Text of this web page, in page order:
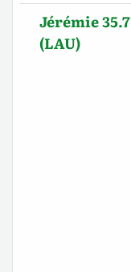
Jérémie 35.7
(LAU)